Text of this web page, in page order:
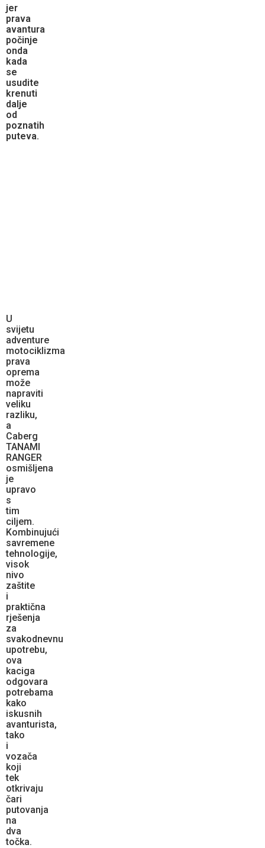
jer
prava
avantura
počinje
onda
kada
se
usudite
krenuti
dalje
od
poznatih
puteva.
U
svijetu
adventure
motociklizma
prava
oprema
može
napraviti
veliku
razliku,
a
Caberg
TANAMI
RANGER
osmišljena
je
upravo
s
tim
ciljem.
Kombinujući
savremene
tehnologije,
visok
nivo
zaštite
i
praktična
rješenja
za
svakodnevnu
upotrebu,
ova
kaciga
odgovara
potrebama
kako
iskusnih
avanturista,
tako
i
vozača
koji
tek
otkrivaju
čari
putovanja
na
dva
točka.